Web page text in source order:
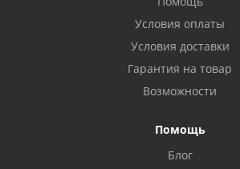
Условия оплаты
Условия доставки
Гарантия на товар
Возможности
Помощь
Блог